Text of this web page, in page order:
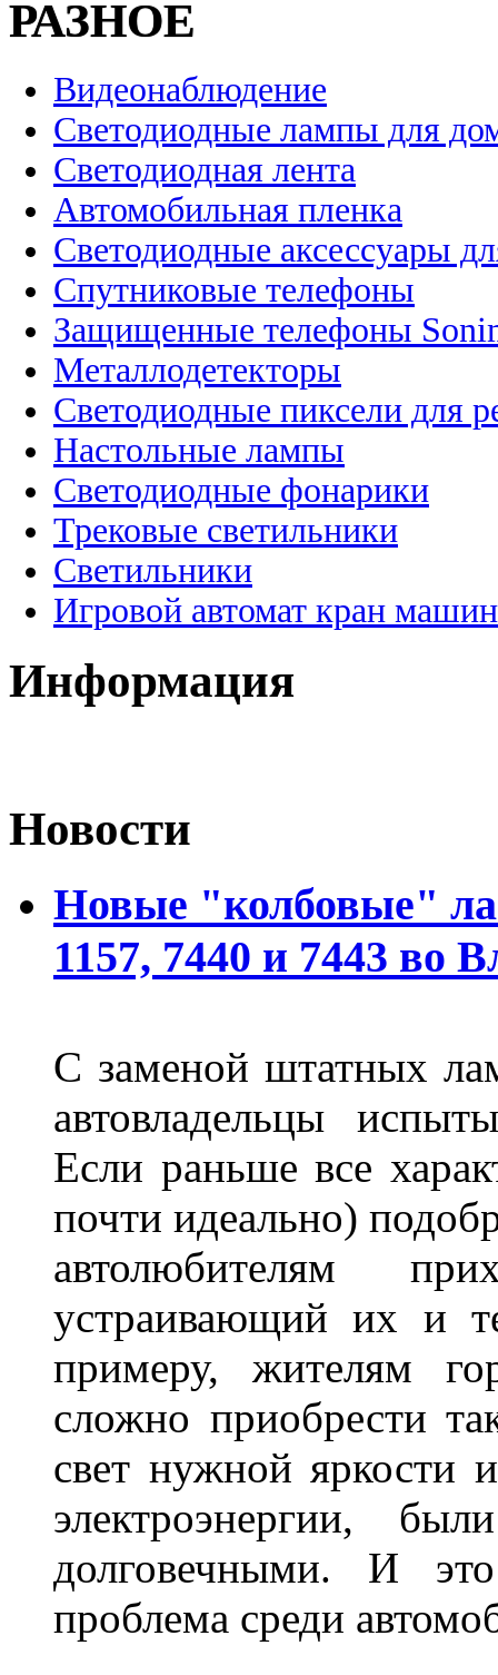
РАЗНОЕ
Видеонаблюдение
Светодиодные лампы для
Светодиодная лента
Автомобильная пленка
Светодиодные аксессуары
Спутниковые телефоны
Защищенные телефоны
Металлодетекторы
Светодиодные пиксели для
Настольные лампы
Светодиодные фонарики
Трековые светильники
Светильники
Игровой автомат кран
Информация
Новости
Новые "колбовые"
1157, 7440 и 7443 во
С заменой штатных
автовладельцы
Если раньше все
почти идеально)
автолюбителям
устраивающий их и
примеру, жителям
сложно приобрести
свет нужной яркости
электроэнергии,
долговечными. И
проблема среди